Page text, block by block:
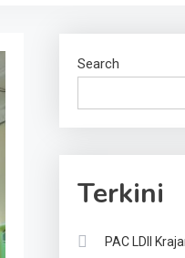
Search
Terkini
PAC LDII